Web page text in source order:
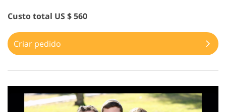
Custo total US $ 560
Criar pedido